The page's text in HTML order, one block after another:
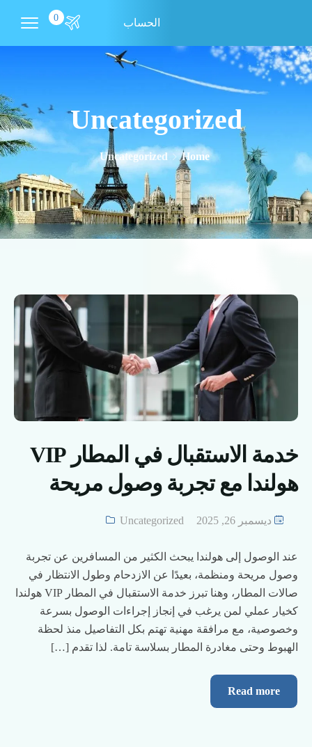
الحساب 0
Uncategorized
Home
Uncategorized
خدمة الاستقبال في المطار VIP
هولندا مع تجربة وصول مريحة
ديسمبر 26, 2025 Uncategorized
عند الوصول إلى هولندا يبحث الكثير من المسافرين عن تجربة
وصول مريحة ومنظمة، بعيدًا عن الازدحام وطول الانتظار في
صالات المطار، وهنا تبرز خدمة الاستقبال في المطار VIP هولندا
كخيار عملي لمن يرغب في إنجاز إجراءات الوصول بسرعة
وخصوصية، مع مرافقة مهنية تهتم بكل التفاصيل منذ لحظة
الهبوط وحتى مغادرة المطار بسلاسة تامة. لذا تقدم […]
Read more